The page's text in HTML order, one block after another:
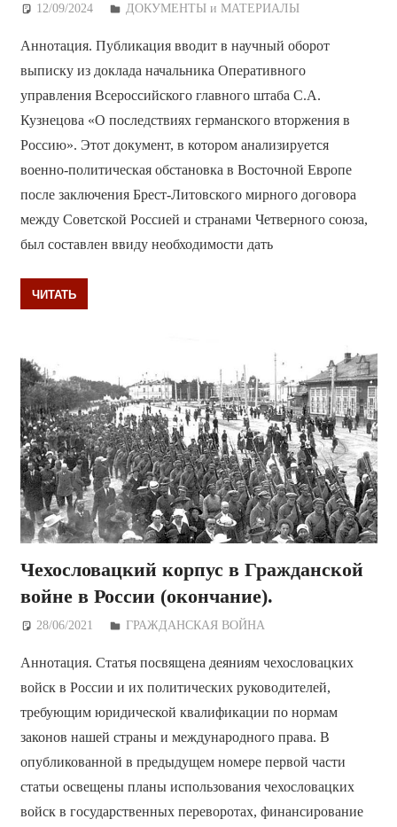
12/09/2024 Дежурный по Редакции
ДОКУМЕНТЫ и МАТЕРИАЛЫ
Аннотация. Публикация вводит в научный оборот
выписку из доклада начальника Оперативного
управления Всероссийского главного штаба С.А.
Кузнецова «О последствиях германского вторжения в
Россию». Этот документ, в котором анализируется
военно-политическая обстановка в Восточной Европе
после заключения Брест-Литовского мирного договора
между Советской Россией и странами Четверного союза,
был составлен ввиду необходимости дать
ЧИТАТЬ
Чехословацкий корпус в Гражданской
войне в России (окончание).
28/06/2021 Дежурный по Редакции
ГРАЖДАНСКАЯ ВОЙНА
Аннотация. Статья посвящена деяниям чехословацких
войск в России и их политических руководителей,
требующим юридической квалификации по нормам
законов нашей страны и международного права. В
опубликованной в предыдущем номере первой части
статьи освещены планы использования чехословацких
войск в государственных переворотах, финансирование